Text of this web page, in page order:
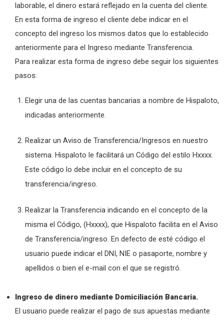
laborable, el dinero estará reflejado en la cuenta del cliente.
En esta forma de ingreso el cliente debe indicar en el
concepto del ingreso los mismos datos que lo establecido
anteriormente para el Ingreso mediante Transferencia.
Para realizar esta forma de ingreso debe seguir los siguientes
pasos:
Elegir una de las cuentas bancarias a nombre de Hispaloto,
indicadas anteriormente.
Realizar un Aviso de Transferencia/Ingresos en nuestro
sistema. Hispaloto le facilitará un Código del estilo Hxxxx.
Este código lo debe incluir en el concepto de su
transferencia/ingreso.
Realizar la Transferencia indicando en el concepto de la
misma el Código, (Hxxxx), que Hispaloto facilita en el Aviso
de Transferencia/ingreso. En defecto de esté código el
usuario puede indicar el DNI, NIE o pasaporte, nombre y
apellidos o bien el e-mail con el que se registró.
Ingreso de dinero mediante Domiciliación Bancaria.
El usuario puede realizar el pago de sus apuestas mediante